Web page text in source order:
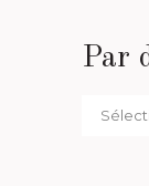
Par
Par